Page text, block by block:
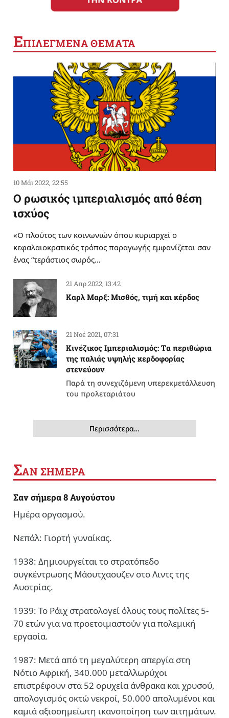
ΕΠΙΛΕΓΜΕΝΑ ΘΕΜΑΤΑ
10 Μάι 2022, 22:55
Ο ρωσικός ιμπεριαλισμός από θέση
ισχύος
«Ο πλούτος των κοινωνιών όπου κυριαρχεί ο
κεφαλαιοκρατικός τρόπος παραγωγής εμφανίζεται σαν
ένας “τεράστιος σωρός…
21 Απρ 2022, 13:42
Καρλ Μαρξ: Μισθός, τιμή και κέρδος
21 Νοέ 2021, 07:31
Κινέζικος Ιμπεριαλισμός: Tα περιθώρια
της παλιάς υψηλής κερδοφορίας
στενεύουν
Παρά τη συνεχιζόμενη υπερεκμετάλλευση
του προλεταριάτου
Περισσότερα…
ΣΑΝ ΣΗΜΕΡΑ
Σαν σήμερα 8 Αυγούστου
Ημέρα οργασμού.
Νεπάλ: Γιορτή γυναίκας.
1938: Δημιουργείται το στρατόπεδο
συγκέντρωσης Μάουτχαουζεν στο Λιντς της
Αυστρίας.
1939: Το Ράιχ στρατολογεί όλους τους πολίτες 5-
70 ετών για να προετοιμαστούν για πολεμική
εργασία.
1987: Μετά από τη μεγαλύτερη απεργία στη
Νότιο Αφρική, 340.000 μεταλλωρύχοι
επιστρέφουν στα 52 ορυχεία άνθρακα και χρυσού,
απολογισμός οκτώ νεκροί, 50.000 απολυμένοι και
καμιά αξιοσημείωτη ικανοποίηση των αιτημάτων.